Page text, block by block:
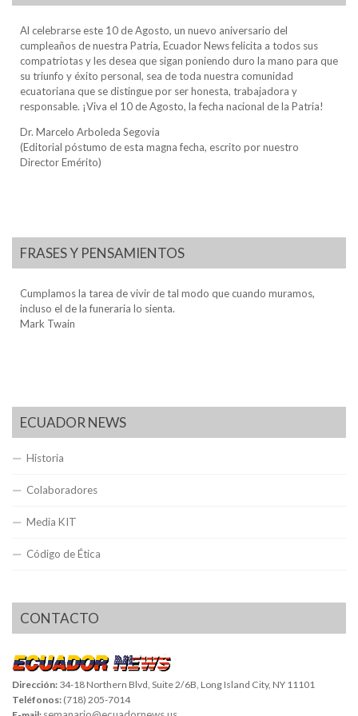
Al celebrarse este 10 de Agosto, un nuevo aniversario del
cumpleaños de nuestra Patria, Ecuador News felicita a todos sus
compatriotas y les desea que sigan poniendo duro la mano para que
su triunfo y éxito personal, sea de toda nuestra comunidad
ecuatoriana que se distingue por ser honesta, trabajadora y
responsable. ¡Viva el 10 de Agosto, la fecha nacional de la Patria!
Dr. Marcelo Arboleda Segovia
(Editorial póstumo de esta magna fecha, escrito por nuestro
Director Emérito)
FRASES Y PENSAMIENTOS
Cumplamos la tarea de vivir de tal modo que cuando muramos,
incluso el de la funeraria lo sienta.
Mark Twain
ECUADOR NEWS
Historia
Colaboradores
Media KIT
Código de Ética
CONTACTO
Dirección: 34-18 Northern Blvd, Suite 2/6B, Long Island City, NY 11101
Teléfonos: (718) 205-7014